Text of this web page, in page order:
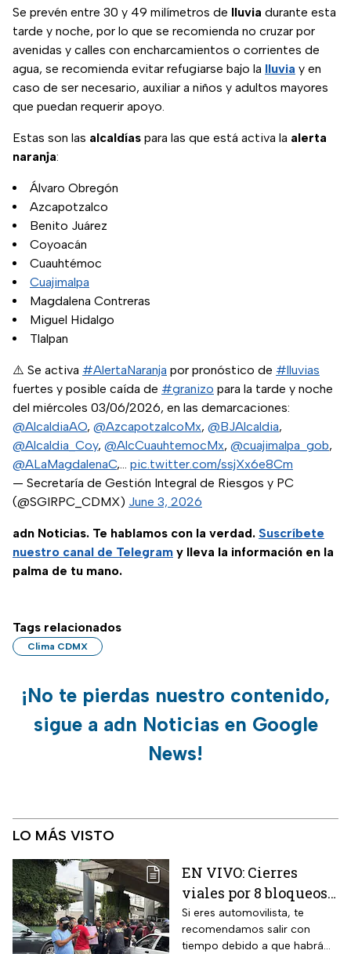
Se prevén entre 30 y 49 milímetros de lluvia durante esta
tarde y noche, por lo que se recomienda no cruzar por
avenidas y calles con encharcamientos o corrientes de
agua, se recomienda evitar refugiarse bajo la lluvia y en
caso de ser necesario, auxiliar a niños y adultos mayores
que puedan requerir apoyo.
Estas son las alcaldías para las que está activa la alerta
naranja:
Álvaro Obregón
Azcapotzalco
Benito Juárez
Coyoacán
Cuauhtémoc
Cuajimalpa
Magdalena Contreras
Miguel Hidalgo
Tlalpan
⚠️ Se activa #AlertaNaranja por pronóstico de #lluvias
fuertes y posible caída de #granizo para la tarde y noche
del miércoles 03/06/2026, en las demarcaciones:
@AlcaldiaAO, @AzcapotzalcoMx, @BJAlcaldia,
@Alcaldia_Coy, @AlcCuauhtemocMx, @cuajimalpa_gob,
@ALaMagdalenaC,… pic.twitter.com/ssjXx6e8Cm
— Secretaría de Gestión Integral de Riesgos y PC
(@SGIRPC_CDMX) June 3, 2026
adn Noticias. Te hablamos con la verdad. Suscríbete
nuestro canal de Telegram y lleva la información en la
palma de tu mano.
Tags relacionados
Clima CDMX
¡No te pierdas nuestro contenido,
sigue a adn Noticias en Google
News!
LO MÁS VISTO
EN VIVO: Cierres
viales por 8 bloqueos
en CDMX hoy
Si eres automovilista, te
recomendamos salir con
tiempo debido a que habrá